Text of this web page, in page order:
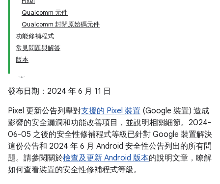
Qualcomm 元件
Qualcomm 封閉原始碼元件
功能修補程式
常見問題與解答
版本
發布日期：2024 年 6 月 11 日
Pixel 更新公告列舉對支援的 Pixel 裝置 (Google 裝置) 造成
影響的安全漏洞和功能改善項目，並說明相關細節。2024-
06-05 之後的安全性修補程式等級已針對 Google 裝置解決
這份公告和 2024 年 6 月 Android 安全性公告列出的所有問
題。請參閱關於檢查及更新 Android 版本的說明文章，瞭解
如何查看裝置的安全性修補程式等級。